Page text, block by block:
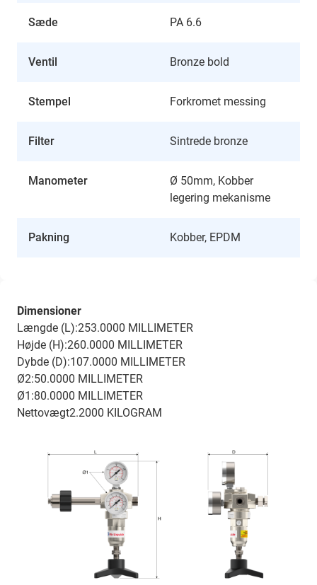
Sæde PA 6.6
Ventil Bronze bold
Stempel Forkromet messing
Filter Sintrede bronze
Manometer
Ø 50mm, Kobber
legering mekanisme
Pakning Kobber, EPDM
Dimensioner
Længde (L):253.0000 MILLIMETER
Højde (H):260.0000 MILLIMETER
Dybde (D):107.0000 MILLIMETER
Ø2:50.0000 MILLIMETER
Ø1:80.0000 MILLIMETER
Nettovægt2.2000 KILOGRAM